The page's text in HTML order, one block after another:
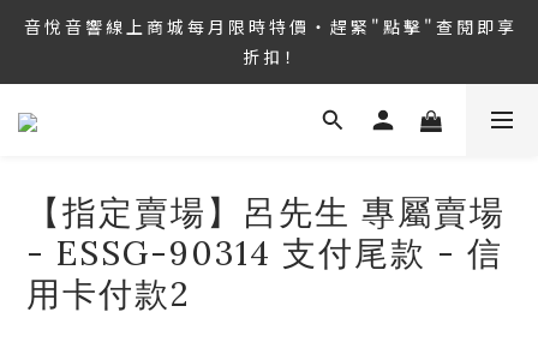
8/6 ~ 8/9 第36屆 TAA 國 際 Hi-End 音 響 大 展 情 熱 開 演 ‧  音 悅
音 響 1127 號 房 期 待 與 您 相 見
音 悅 音 響 線 上 商 城 每 月 限 時 特 價 ‧ 趕 緊 " 點 擊 " 查 閱 即 享
折 扣！
8/6 ~ 8/9 第36屆 TAA 國 際 Hi-End 音 響 大 展 情 熱 開 演 ‧  音 悅
【指定賣場】呂先生 專屬賣場
- ESSG-90314 支付尾款 - 信
用卡付款2